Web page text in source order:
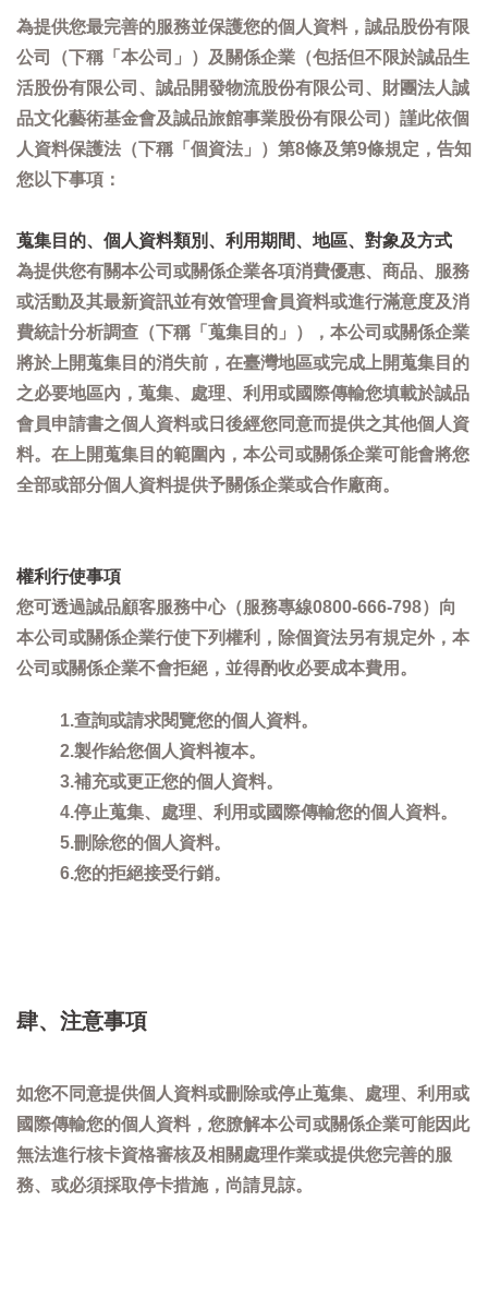
為提供您最完善的服務並保護您的個人資料，誠品股份有限
公司（下稱「本公司」）及關係企業（包括但不限於誠品生
活股份有限公司、誠品開發物流股份有限公司、財團法人誠
品文化藝術基金會及誠品旅館事業股份有限公司）謹此依個
人資料保護法（下稱「個資法」）第8條及第9條規定，告知
您以下事項：
蒐集目的、個人資料類別、利用期間、地區、對象及方式
為提供您有關本公司或關係企業各項消費優惠、商品、服務
或活動及其最新資訊並有效管理會員資料或進行滿意度及消
費統計分析調查（下稱「蒐集目的」），本公司或關係企業
將於上開蒐集目的消失前，在臺灣地區或完成上開蒐集目的
之必要地區內，蒐集、處理、利用或國際傳輸您填載於誠品
會員申請書之個人資料或日後經您同意而提供之其他個人資
料。在上開蒐集目的範圍內，本公司或關係企業可能會將您
全部或部分個人資料提供予關係企業或合作廠商。
權利行使事項
您可透過誠品顧客服務中心（服務專線0800-666-798）向
本公司或關係企業行使下列權利，除個資法另有規定外，本
公司或關係企業不會拒絕，並得酌收必要成本費用。
1.查詢或請求閱覽您的個人資料。
2.製作給您個人資料複本。
3.補充或更正您的個人資料。
4.停止蒐集、處理、利用或國際傳輸您的個人資料。
5.刪除您的個人資料。
6.您的拒絕接受行銷。
肆、注意事項
如您不同意提供個人資料或刪除或停止蒐集、處理、利用或
國際傳輸您的個人資料，您膫解本公司或關係企業可能因此
無法進行核卡資格審核及相關處理作業或提供您完善的服
務、或必須採取停卡措施，尚請見諒。